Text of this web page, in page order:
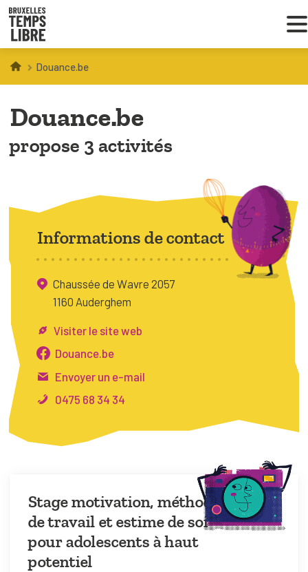
Infos parents
Droit au loisir
Coordinations ATL
VOUS CHERCHEZ DES ACTIVITÉS
À BRUXELLES
Trouver une activité
Espace pro
Douance.be
Douance.be
propose 3 activités
Stage motivation, méthode
de travail et estime de soi
pour adolescents à haut
potentiel
Informations de contact
Chaussée de Wavre 2057
1160 Auderghem
Visiter le site web
Douance.be
Envoyer un e-mail
0475 68 34 34